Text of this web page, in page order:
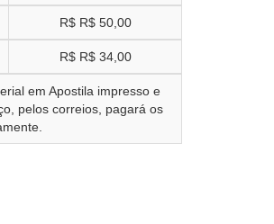
R$ R$ 50,00
R$ R$ 34,00
em Apostila impresso e
pelos correios, pagará os